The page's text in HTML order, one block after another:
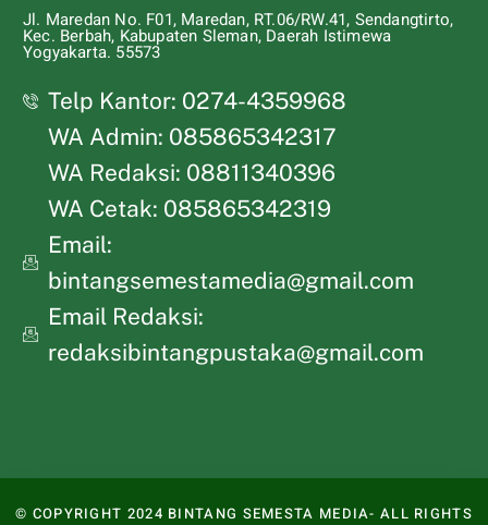
Jl. Maredan No. F01, Maredan, RT.06/RW.41, Sendangtirto,
Kec. Berbah, Kabupaten Sleman, Daerah Istimewa
Yogyakarta. 55573
Telp Kantor: 0274-4359968
WA Admin: 085865342317
WA Redaksi: 08811340396
WA Cetak: 085865342319
Email:
bintangsemestamedia@gmail.com
Email Redaksi:
redaksibintangpustaka@gmail.com
© COPYRIGHT 2024 BINTANG SEMESTA MEDIA- ALL RIGHTS